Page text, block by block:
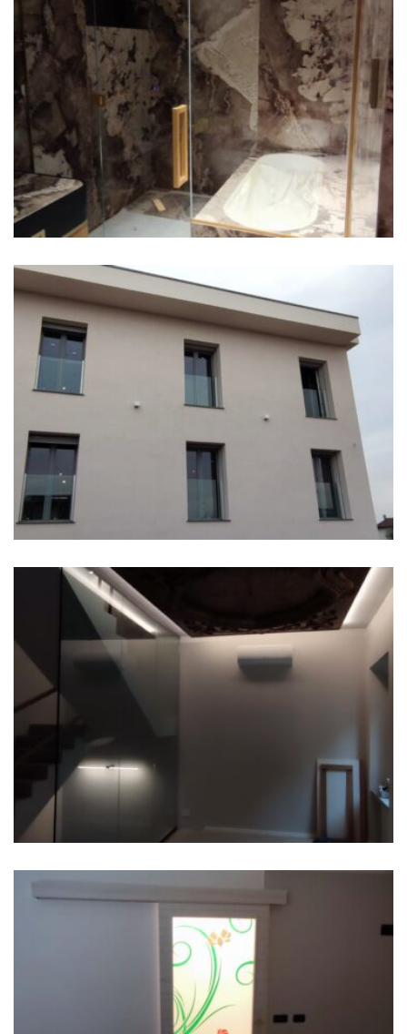
Saint Moritz
Balconi alla Francese
Pavia Berengario
Vetrata Milano